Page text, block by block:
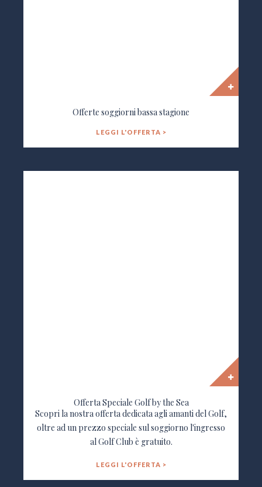
Offerte soggiorni bassa stagione
LEGGI L'OFFERTA >
Offerta Speciale Golf by the Sea
Scopri la nostra offerta dedicata agli amanti del Golf,
oltre ad un prezzo speciale sul soggiorno l'ingresso
al Golf Club è gratuito.
LEGGI L'OFFERTA >